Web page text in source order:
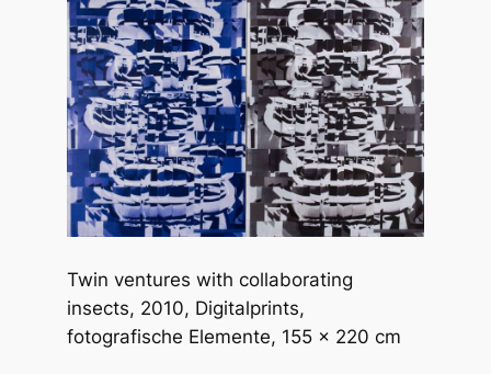
Twin ventures with collaborating
insects, 2010, Digitalprints,
fotografische Elemente, 155 x 220 cm